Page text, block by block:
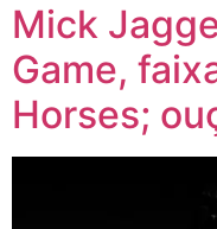
Mick
Game,
Horses;